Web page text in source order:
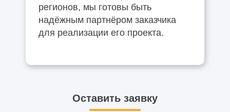
регионов, мы готовы быть
надёжным партнёром заказчика
для реализации его проекта.
Оставить заявку